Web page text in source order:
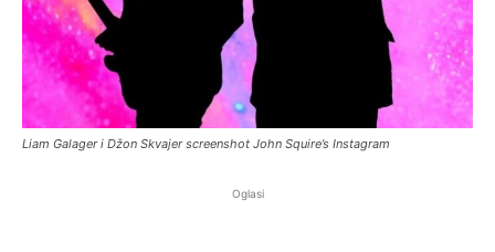
Liam Galager i Džon Skvajer screenshot John Squire’s Instagram
Oglasi